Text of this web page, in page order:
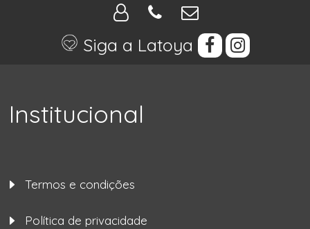
Siga a Latoya
Institucional
Termos e condições
Política de privacidade